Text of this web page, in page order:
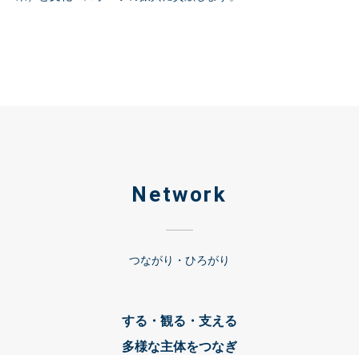
Network
つながり・ひろがり
する・観る・支える
多様な主体をつなぎ